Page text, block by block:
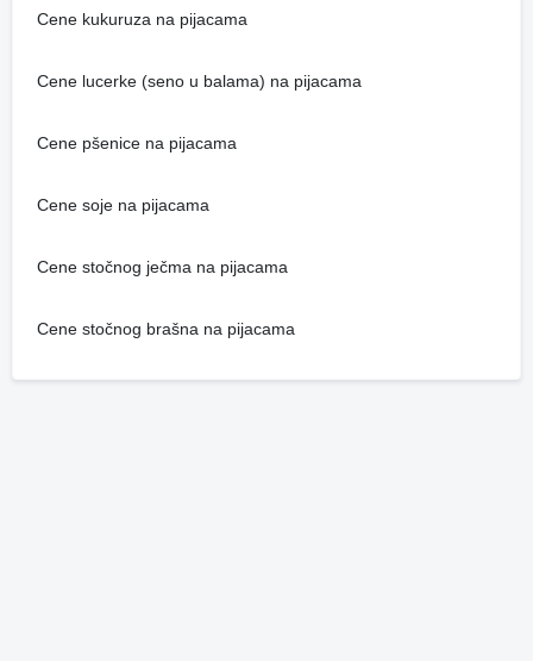
Cene kukuruza na pijacama
Cene lucerke (seno u balama) na pijacama
Cene pšenice na pijacama
Cene soje na pijacama
Cene stočnog ječma na pijacama
Cene stočnog brašna na pijacama